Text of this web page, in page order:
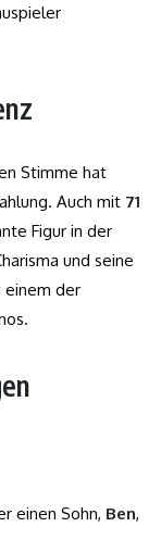
Stimme hat
Auch mit 71
Figur in der
und seine
einem der
einen Sohn, Ben,